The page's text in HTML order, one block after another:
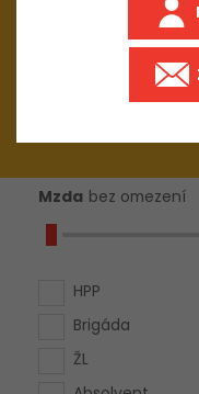
Mzda bez omezení
HPP
Brigáda
ŽL